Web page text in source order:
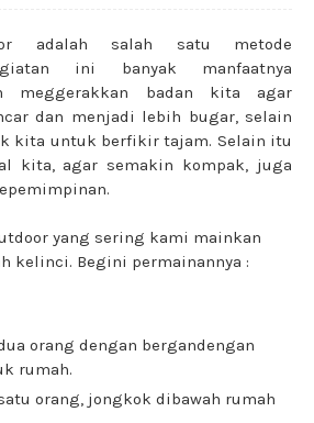
adalah salah satu metode
ini banyak manfaatnya
meggerakkan badan kita agar
dan menjadi lebih bugar, selain
kita untuk berfikir tajam. Selain itu
kita, agar semakin kompak, juga
yang sering kami mainkan
kelinci. Begini permainannya :
orang dengan bergandengan
rumah.
orang, jongkok dibawah rumah